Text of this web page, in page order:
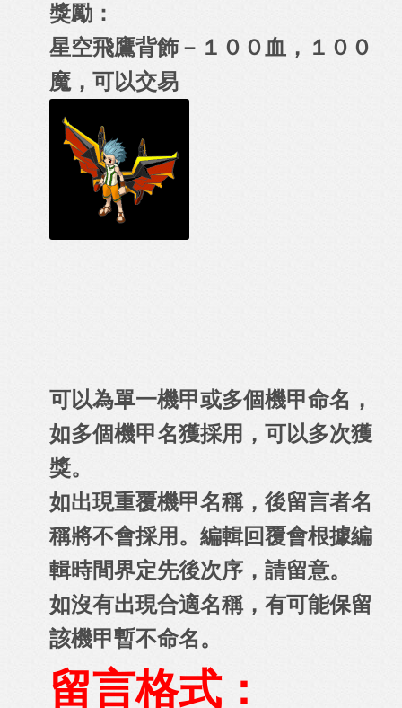
獎勵：
星空飛鷹背飾－１００血，１００
魔，可以交易
可以為單一機甲或多個機甲命名，
如多個機甲名獲採用，可以多次獲
獎。
如出現重覆機甲名稱，後留言者名
稱將不會採用。 編輯回覆會根據編
輯時間界定先後次序，請留意。
如沒有出現合適名稱，有可能保留
該機甲暫不命名。
留言格式：